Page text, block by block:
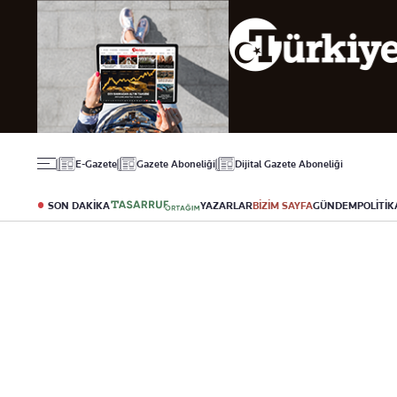
E-Gazete Gazete Aboneliği Dijital Gazete Aboneliği
SON DAKİKA YAZARLARBİZİM SAYFAGÜNDEM
Politika
Ekonomi
Borsa
Altın
Döviz
Hisse Senedi
Kripto Para
T-Otomobil
Futbol
Puan Durumu